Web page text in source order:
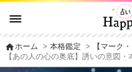
homeホーム >本格鑑定 > 【マーク
【あの人の心の奥底】誘いの意図